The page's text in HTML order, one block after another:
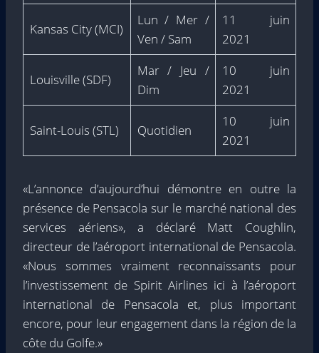
Kansas City (MCI)
Lun / Mer /
Ven / Sam
11 juin
2021
Louisville (SDF)
Mar / Jeu /
Dim
10 juin
2021
Saint-Louis (STL) Quotidien
10 juin
2021
«L’annonce d’aujourd’hui démontre en outre la
présence de Pensacola sur le marché national des
services aériens», a déclaré Matt Coughlin,
directeur de l’aéroport international de Pensacola.
«Nous sommes vraiment reconnaissants pour
l’investissement de Spirit Airlines ici à l’aéroport
international de Pensacola et, plus important
encore, pour leur engagement dans la région de la
côte du Golfe.»